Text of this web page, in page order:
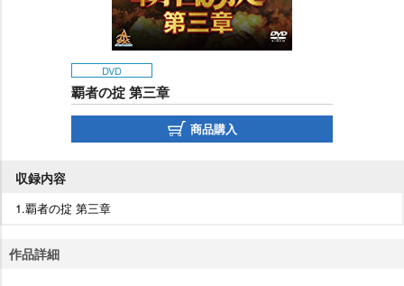
DVD
覇者の掟 第三章
商品購入
収録内容
1.覇者の掟 第三章
作品詳細